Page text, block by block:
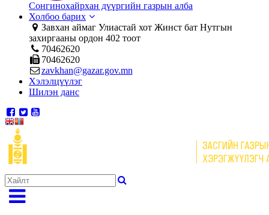
Сонгинохайрхан дүүргийн газрын алба
Холбоо барих
Завхан аймаг Улиастай хот Жинст бат Нутгын
захиргааны ордон 402 тоот
70462620
70462620
zavkhan@gazar.gov.mn
Хэлэлцүүлэг
Шилэн данс